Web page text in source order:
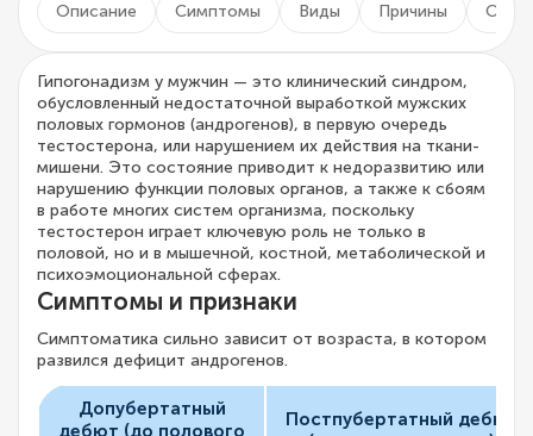
Описание Симптомы Виды Причины
Гипогонадизм у мужчин — это клинический синдром,
обусловленный недостаточной выработкой мужских
половых гормонов (андрогенов), в первую очередь
тестостерона, или нарушением их действия на ткани-
мишени. Это состояние приводит к недоразвитию или
нарушению функции половых органов, а также к сбоям
в работе многих систем организма, поскольку
тестостерон играет ключевую роль не только в
половой, но и в мышечной, костной, метаболической и
психоэмоциональной сферах.
Симптомы и признаки
Симптоматика сильно зависит от возраста, в котором
развился дефицит андрогенов.
Допубертатный
дебют (до полового
Постпубертатный дебют